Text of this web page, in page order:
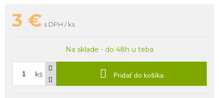
3 € s DPH / ks
Na sklade - do 48h u teba
ks Pridať do košíka